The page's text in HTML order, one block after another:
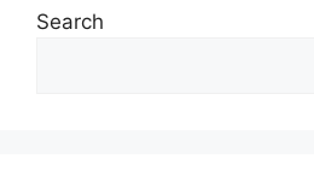
s
Search